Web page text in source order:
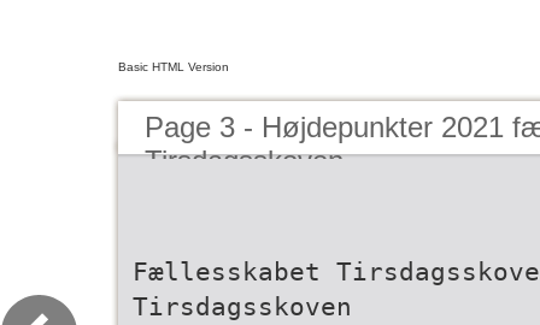
Basic HTML Version
Page 3 - Højdepunkter 2021
Tirsdagsskoven
Fællesskabet
Tirsdagsskoven